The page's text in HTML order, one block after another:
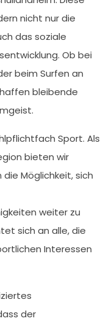
nicht nur die
das soziale
Ob bei
beim Surfen an
bleibende
Sport. Als
bieten wir
die Möglichkeit, sich
weiter zu
sich an alle, die
Interessen
der